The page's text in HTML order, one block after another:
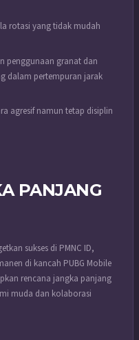
rotasi yang tidak mudah
penggunaan granat dan
dalam pertempuran jarak
agresif namun tetap disiplin
PANJANG
sukses di PMNC ID,
di kancah PUBG Mobile
rencana jangka panjang
muda dan kolaborasi